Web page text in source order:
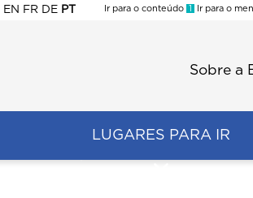
EN FR DE PT
Ir para o conteúdo 1 Ir para o
Sobre a
LUGARES PARA IR